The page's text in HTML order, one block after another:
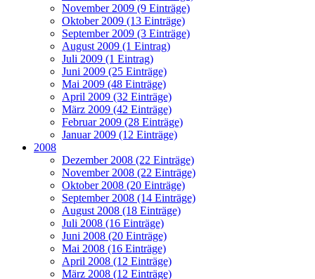
November 2009 (9 Einträge)
Oktober 2009 (13 Einträge)
September 2009 (3 Einträge)
August 2009 (1 Eintrag)
Juli 2009 (1 Eintrag)
Juni 2009 (25 Einträge)
Mai 2009 (48 Einträge)
April 2009 (32 Einträge)
März 2009 (42 Einträge)
Februar 2009 (28 Einträge)
Januar 2009 (12 Einträge)
2008
Dezember 2008 (22 Einträge)
November 2008 (22 Einträge)
Oktober 2008 (20 Einträge)
September 2008 (14 Einträge)
August 2008 (18 Einträge)
Juli 2008 (16 Einträge)
Juni 2008 (20 Einträge)
Mai 2008 (16 Einträge)
April 2008 (12 Einträge)
März 2008 (12 Einträge)